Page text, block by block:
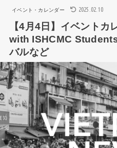
イベント・カレンダー 2025.02.10
【4月4日】イベント
with ISHCMC
バルなど